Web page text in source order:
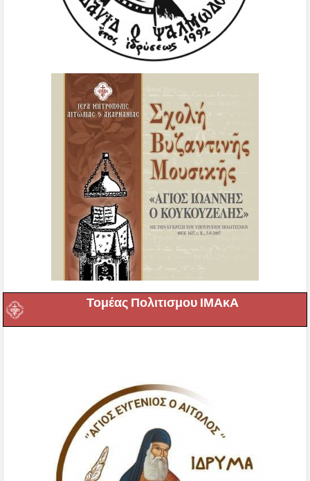
Τομέας Πολιτισμου ΙΜΑκΑ